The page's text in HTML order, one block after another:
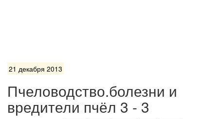
21 декабря 2013
Пчеловодство.болезни и
вредители пчёл 3 - 3